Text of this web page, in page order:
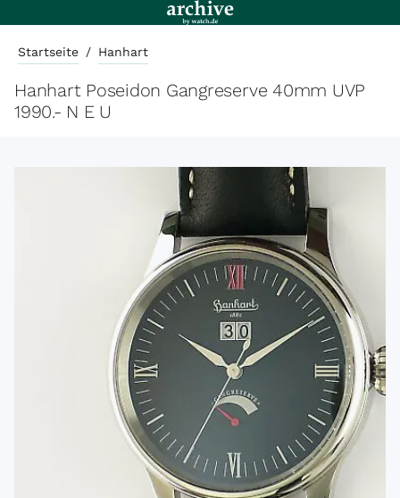
Startseite / Hanhart
Hanhart Poseidon Gangreserve 40mm UVP
1990.- N E U